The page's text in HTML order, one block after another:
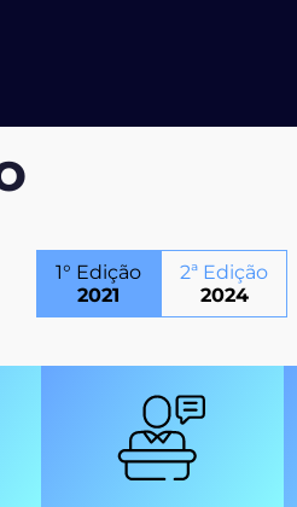
1° Edição
2021
2ª Edição
2024